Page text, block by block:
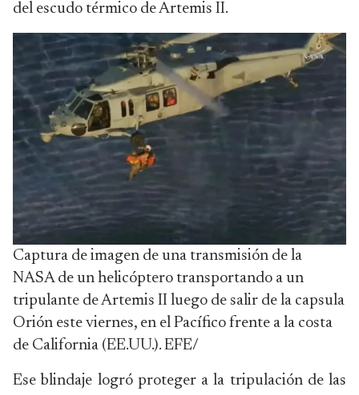
del escudo térmico de Artemis II.
Captura de imagen de una transmisión de la
NASA de un helicóptero transportando a un
tripulante de Artemis II luego de salir de la capsula
Orión este viernes, en el Pacífico frente a la costa
de California (EE.UU.). EFE/
Ese blindaje logró proteger a la tripulación de las